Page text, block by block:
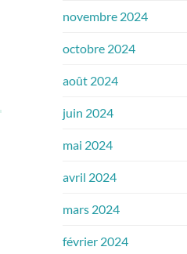
novembre 2024
octobre 2024
août 2024
juin 2024
mai 2024
avril 2024
mars 2024
février 2024